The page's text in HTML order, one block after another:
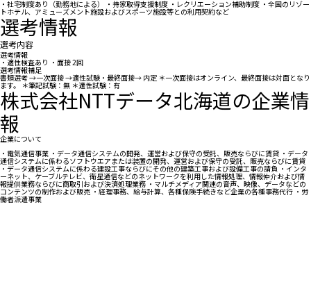
・社宅制度あり（勤務地による） ・持家取得支援制度 ・レクリエーション補助制度 ・全国のリゾー
トホテル、アミューズメント施設およびスポーツ施設等との利用契約など
選考情報
選考内容
選考情報
・適性検査あり ・面接 2回
選考情報補足
書類選考 →一次面接 →適性試験・最終面接→ 内定 ＊一次面接はオンライン、最終面接は対面となり
ます。 ＊筆記試験：無 ＊適性試験：有
株式会社NTTデータ北海道の企業情
報
企業について
・電気通信事業 ・データ通信システムの開発、運営および保守の受託、販売ならびに賃貸 ・データ
通信システムに係わるソフトウエアまたは装置の開発、運営および保守の受託、販売ならびに賃貸
・データ通信システムに係わる建設工事ならびにその他の建築工事および設備工事の請負 ・インタ
ーネット、ケーブルテレビ、衛星通信などのネットワークを利用した情報処理、情報仲介および情
報提供業務ならびに商取引および決済処理業務 ・マルチメディア関連の音声、映像、データなどの
コンテンツの制作および販売 ・経理事務、給与計算、各種保険手続きなど企業の各種事務代行 ・労
働者派遣事業